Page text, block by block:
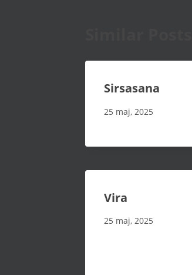
Sirsasana
25 maj, 2025
Vira
25 maj, 2025